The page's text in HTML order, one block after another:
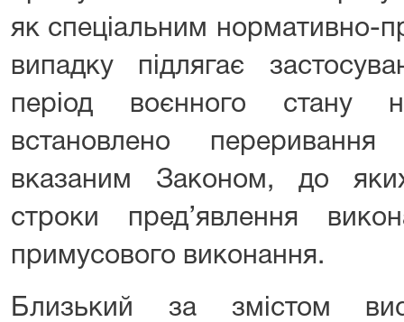
як спеціальним нормативно-
випадку підлягає
період воєнного стану
встановлено переривання
вказаним Законом, до
строки пред’явлення
примусового виконання.
Близький за змістом